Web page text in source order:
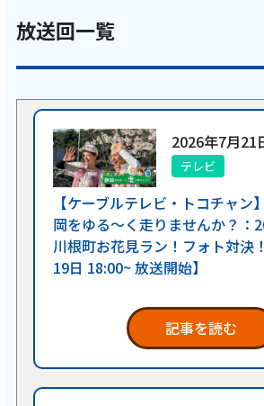
放送回一覧
2026年7月21
テレビ
【ケーブルテレビ・トコチャン
岡をゆる～く走りませんか？：
川根町お花見ラン！フォト対決
19日 18:00~ 放送開始】
記事を読む